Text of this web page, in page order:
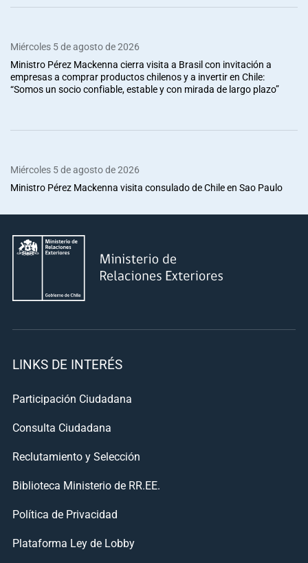
Miércoles 5 de agosto de 2026
Ministro Pérez Mackenna cierra visita a Brasil con invitación a
empresas a comprar productos chilenos y a invertir en Chile:
“Somos un socio confiable, estable y con mirada de largo plazo”
Miércoles 5 de agosto de 2026
Ministro Pérez Mackenna visita consulado de Chile en Sao Paulo
LINKS DE INTERÉS
Participación Ciudadana
Consulta Ciudadana
Reclutamiento y Selección
Biblioteca Ministerio de RR.EE.
Política de Privacidad
Plataforma Ley de Lobby